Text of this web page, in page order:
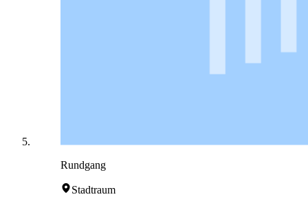
Rundgang
Stadtraum